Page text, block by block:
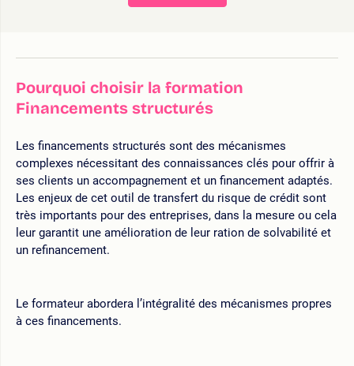
Pourquoi choisir la formation
Financements structurés
Les financements structurés sont des mécanismes
complexes nécessitant des connaissances clés pour offrir à
ses clients un accompagnement et un financement adaptés.
Les enjeux de cet outil de transfert du risque de crédit sont
très importants pour des entreprises, dans la mesure ou cela
leur garantit une amélioration de leur ration de solvabilité et
un refinancement.
Le formateur abordera l’intégralité des mécanismes propres
à ces financements.